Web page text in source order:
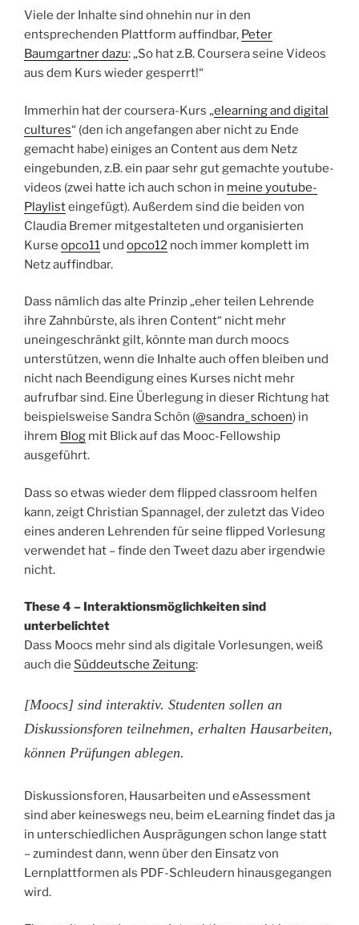
Viele der Inhalte sind ohnehin nur in den
entsprechenden Plattform auffindbar, Peter
Baumgartner dazu: „So hat z.B. Coursera seine Videos
aus dem Kurs wieder gesperrt!“
Immerhin hat der coursera-Kurs „elearning and digital
cultures“ (den ich angefangen aber nicht zu Ende
gemacht habe) einiges an Content aus dem Netz
eingebunden, z.B. ein paar sehr gut gemachte youtube-
videos (zwei hatte ich auch schon in meine youtube-
Playlisteingefügt). Außerdem sind die beiden von
Claudia Bremer mitgestalteten und organisierten
Kurse opco11 und opco12 noch immer komplett im
Netz auffindbar.
Dass nämlich das alte Prinzip „eher teilen Lehrende
ihre Zahnbürste, als ihren Content“ nicht mehr
uneingeschränkt gilt, könnte man durch moocs
unterstützen, wenn die Inhalte auch offen bleiben und
nicht nach Beendigung eines Kurses nicht mehr
aufrufbar sind. Eine Überlegung in dieser Richtung hat
beispielsweise Sandra Schön (@sandra_schoen) in
ihrem Blog mit Blick auf das Mooc-Fellowship
ausgeführt.
Dass so etwas wieder dem flipped classroom helfen
kann, zeigt Christian Spannagel, der zuletzt das Video
eines anderen Lehrenden für seine flipped Vorlesung
verwendet hat – finde den Tweet dazu aber irgendwie
nicht.
These 4 – Interaktionsmöglichkeiten sind
unterbelichtet
Dass Moocs mehr sind als digitale Vorlesungen, weiß
auch die Süddeutsche Zeitung:
[Moocs] sind interaktiv. Studenten sollen an
Diskussionsforen teilnehmen, erhalten Hausarbeiten,
können Prüfungen ablegen.
Diskussionsforen, Hausarbeiten und eAssessment
sind aber keineswegs neu, beim eLearning findet das ja
in unterschiedlichen Ausprägungen schon lange statt
– zumindest dann, wenn über den Einsatz von
Lernplattformen als PDF-Schleudern hinausgegangen
wird.